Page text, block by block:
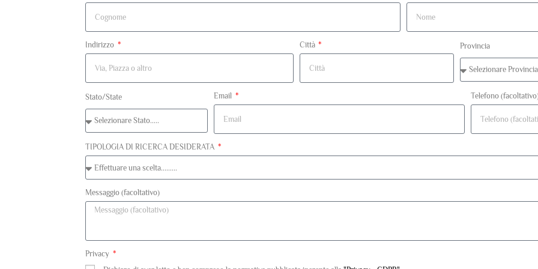
Indirizzo Città Provincia
Stato/State Email Telefono
TIPOLOGIA DI RICERCA DESIDERATA
Messaggio (facoltativo)
Privacy